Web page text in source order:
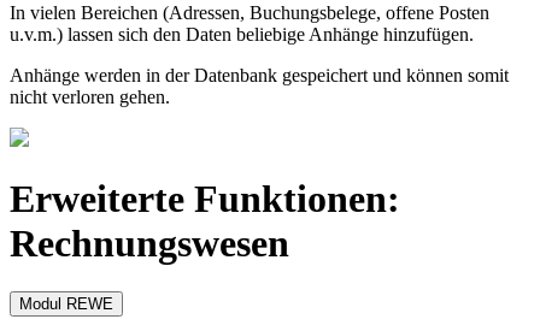
In vielen Bereichen (Adressen, Buchungsbelege, offene Posten
u.v.m.) lassen sich den Daten beliebige Anhänge hinzufügen.
Anhänge werden in der Datenbank gespeichert und können somit
nicht verloren gehen.
Erweiterte Funktionen:
Rechnungswesen
Modul REWE